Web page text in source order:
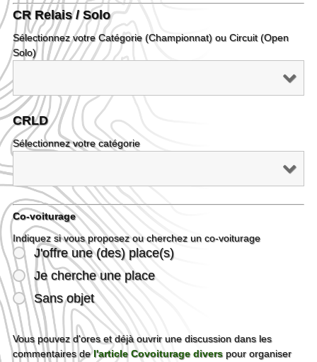
CR Relais / Solo
Sélectionnez votre Catégorie (Championnat) ou Circuit (Open
Solo)
CRLD
Sélectionnez votre catégorie
Co-voiturage
J'offre une (des) place(s)
Je cherche une place
Sans objet
Indiquez si vous proposez ou cherchez un co-voiturage
Vous pouvez d'ores et déjà ouvrir une discussion dans les
commentaires del'article Covoiturage divers pour organiser